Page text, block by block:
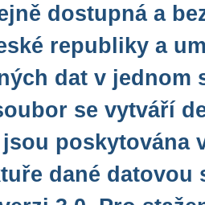
dostupná a
republiky a
dat v jednom
se vytváří
poskytována
dané datovou